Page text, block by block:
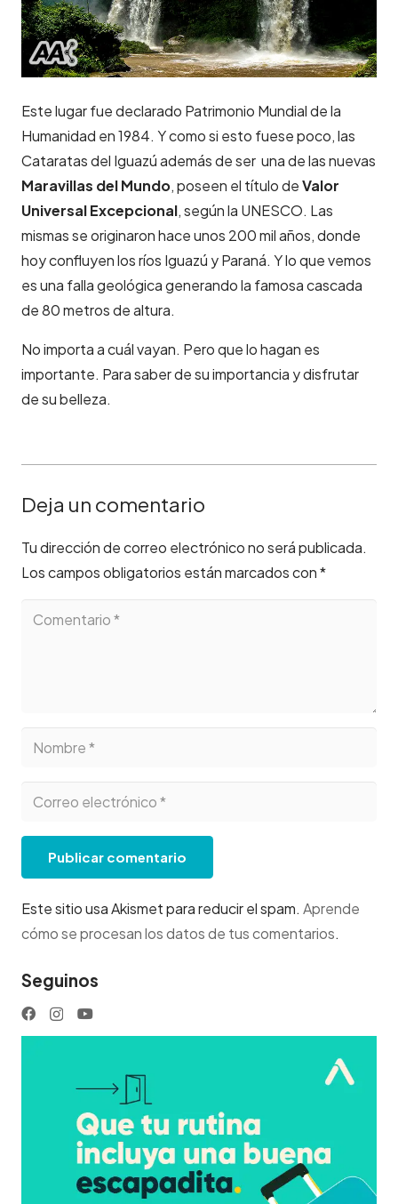
Este lugar fue declarado Patrimonio Mundial de la
Humanidad en 1984. Y como si esto fuese poco, las
Cataratas del Iguazú además de ser una de las nuevas
Maravillas del Mundo, poseen el título deValor
Universal Excepcional, según la UNESCO. Las
mismas se originaron hace unos 200 mil años, donde
hoy confluyen los ríos Iguazú y Paraná. Y lo que vemos
es una falla geológica generando la famosa cascada
de 80 metros de altura.
No importa a cuál vayan. Pero que lo hagan es
importante. Para saber de su importancia y disfrutar
de su belleza.
Deja un comentario
Tu dirección de correo electrónico no será publicada.
Los campos obligatorios están marcados con*
Publicar comentario
Este sitio usa Akismet para reducir el spam. Aprende
cómo se procesan los datos de tus comentarios.
Seguinos